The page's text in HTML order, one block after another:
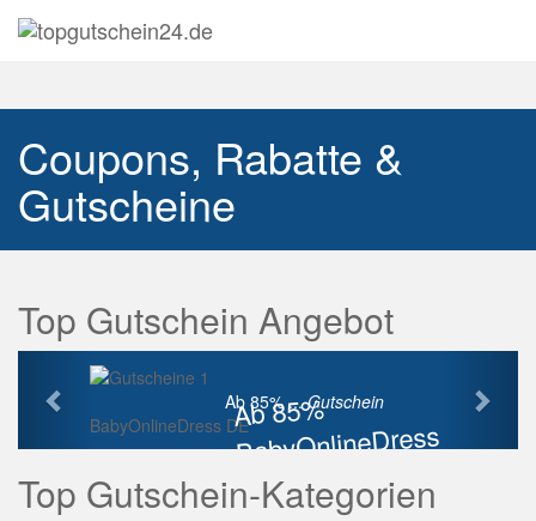
Coupons, Rabatte &
Gutscheine
Top Gutschein Angebot
Ab 85%
BabyOnlineDress
Rabatt
Ab 85% ...Gutschein
BabyOnlineDress DE
Vorherige
Top Gutschein-Kategorien